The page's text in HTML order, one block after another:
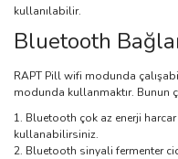
kullanılabilir.
Bluetooth
RAPT Pill wifi modunda
modunda kullanmaktır. Bunun
Bluetooth çok az enerji
kullanabilirsiniz.
Bluetooth sinyali fermenter